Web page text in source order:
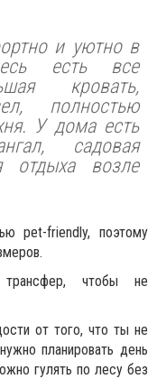
и уютно в
есть все
кровать,
полностью
У дома есть
садовая
возле
pet-friendly, поэтому
чтобы не
от того, что ты не
планировать день
гулять по лесу без